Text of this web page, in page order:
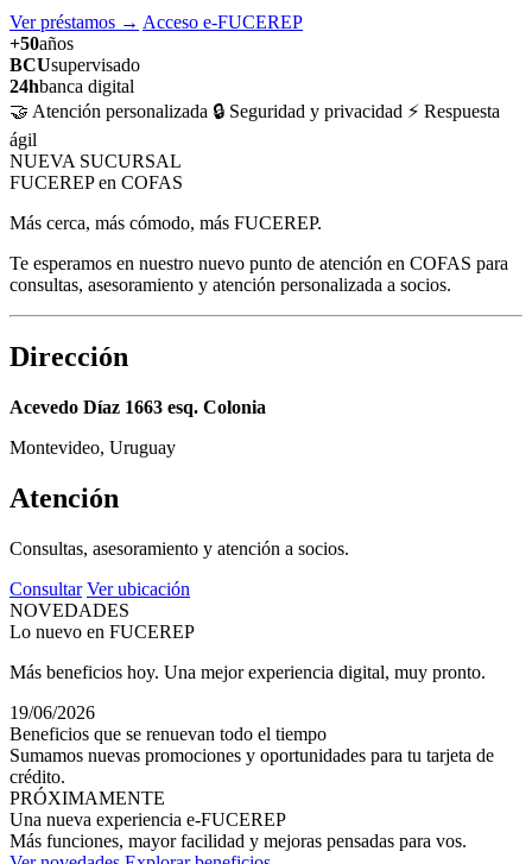
Ver préstamos → Acceso e-FUCEREP
+50años
BCUsupervisado
24hbanca digital
🤝 Atención personalizada 🔒 Seguridad y privacidad ⚡ Respuesta
ágil
NUEVA SUCURSAL
FUCEREP en COFAS
Más cerca, más cómodo, más FUCEREP.
Te esperamos en nuestro nuevo punto de atención en COFAS para
consultas, asesoramiento y atención personalizada a socios.
Dirección
Acevedo Díaz 1663 esq. Colonia
Montevideo, Uruguay
Atención
Consultas, asesoramiento y atención a socios.
Consultar Ver ubicación
NOVEDADES
Lo nuevo en FUCEREP
Más beneficios hoy. Una mejor experiencia digital, muy pronto.
19/06/2026
Beneficios que se renuevan todo el tiempo
Sumamos nuevas promociones y oportunidades para tu tarjeta de
crédito.
PRÓXIMAMENTE
Una nueva experiencia e-FUCEREP
Más funciones, mayor facilidad y mejoras pensadas para vos.